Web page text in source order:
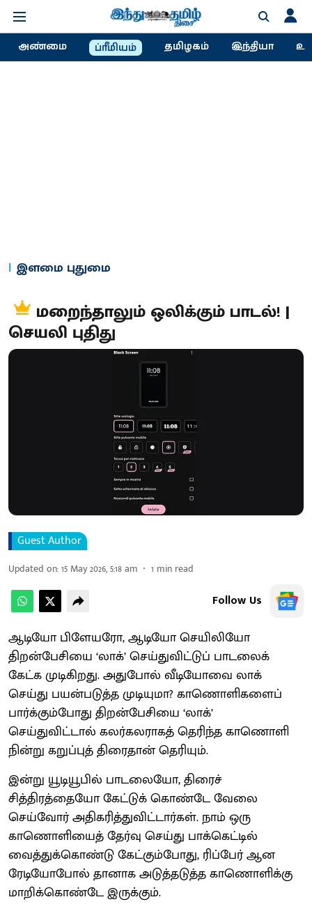
அண்மை ப்ரீமியம் தமிழகம் இந்தியா
இளமை புதுமை
மறைந்தாலும் ஒலிக்கும் பாடல்! |
செயலி புதிது
Guest Author
Updated on:15 May 2026, 5:18 am 1 min read
Follow Us
ஆடியோ பிளேயரோ, ஆடியோ செயிலியோ
திறன்பேசியை ‘லாக்’ செய்துவிட்டுப் பாடலைக்
கேட்க முடிகிறது. அதுபோல் வீடியோவை லாக்
செய்து பயன்படுத்த முடியுமா? காணொளிகளைப்
பார்க்கும்போது திறன்பேசியை ‘லாக்’
செய்துவிட்டால் கலர்கலராகத் தெரிந்த காணொளி
நின்று கறுப்புத் திரைதான் தெரியும்.
இன்று யூடியூபில் பாடலையோ, திரைச்
சித்திரத்தையோ கேட்டுக் கொண்டே வேலை
செய்வோர் அதிகரித்துவிட்டார்கள். நாம் ஒரு
காணொளியைத் தேர்வு செய்து பாக்கெட்டில்
வைத்துக்கொண்டு கேட்கும்போது, ரிப்பேர் ஆன
ரேடியோபோல் தானாக அடுத்தடுத்த காணொளிக்கு
மாறிக்கொண்டே இருக்கும்.